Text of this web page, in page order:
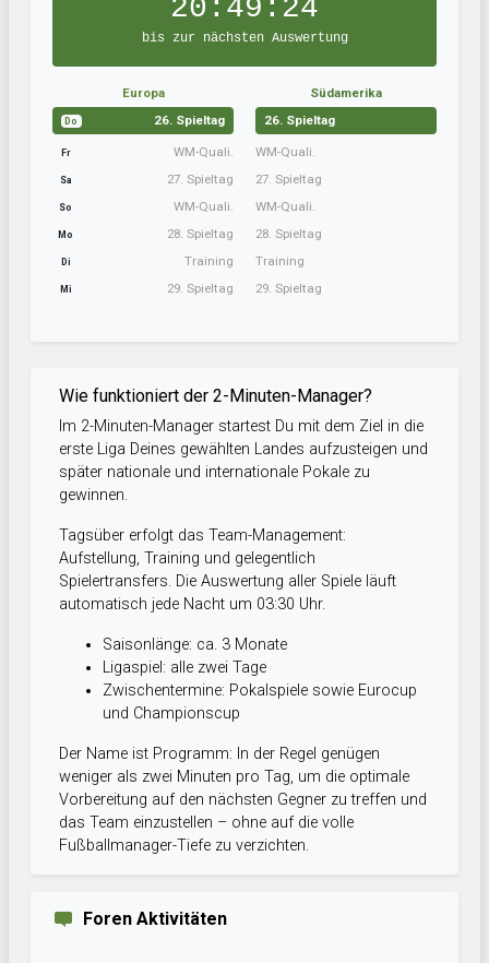
20:49:24
bis zur nächsten Auswertung
Europa
Do 26. Spieltag
Fr WM-Quali.
Sa 27. Spieltag
So WM-Quali.
Mo 28. Spieltag
Di Training
Mi 29. Spieltag
Südamerika
26. Spieltag
WM-Quali.
27. Spieltag
WM-Quali.
28. Spieltag
Training
29. Spieltag
Wie funktioniert der 2-Minuten-Manager?
Im 2-Minuten-Manager startest Du mit dem Ziel in die
erste Liga Deines gewählten Landes aufzusteigen und
später nationale und internationale Pokale zu
gewinnen.
Tagsüber erfolgt das Team-Management:
Aufstellung, Training und gelegentlich
Spielertransfers. Die Auswertung aller Spiele läuft
automatisch jede Nacht um 03:30 Uhr.
Saisonlänge: ca. 3 Monate
Ligaspiel: alle zwei Tage
Zwischentermine: Pokalspiele sowie Eurocup
und Championscup
Der Name ist Programm: In der Regel genügen
weniger als zwei Minuten pro Tag, um die optimale
Vorbereitung auf den nächsten Gegner zu treffen und
das Team einzustellen – ohne auf die volle
Fußballmanager-Tiefe zu verzichten.
Foren Aktivitäten